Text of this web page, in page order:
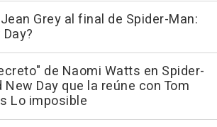
Grey al final de Spider-Man:
de Naomi Watts en Spider-
New Day que la reúne con Tom
Lo imposible